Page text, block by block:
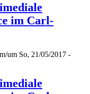
im Carl-
um So, 21/05/2017 -